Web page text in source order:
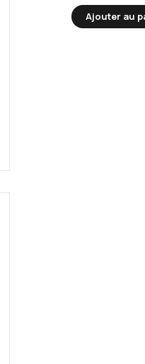
Ajouter au